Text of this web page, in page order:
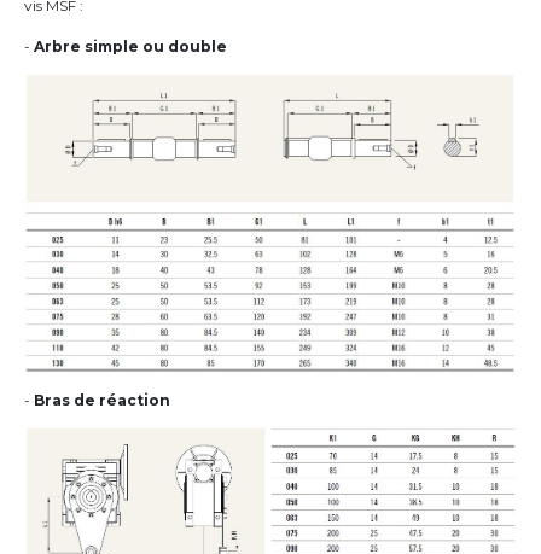
vis MSF :
- Arbre simple ou double
- Bras de réaction